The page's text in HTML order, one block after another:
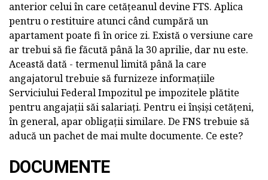
anterior celui în care cetățeanul devine FTS. Aplica
pentru o restituire atunci când cumpără un
apartament poate fi în orice zi. Există o versiune care
ar trebui să fie făcută până la 30 aprilie, dar nu este.
Această dată - termenul limită până la care
angajatorul trebuie să furnizeze informațiile
Serviciului Federal Impozitul pe impozitele plătite
pentru angajații săi salariați. Pentru ei înșiși cetățeni,
în general, apar obligații similare. De FNS trebuie să
aducă un pachet de mai multe documente. Ce este?
DOCUMENTE